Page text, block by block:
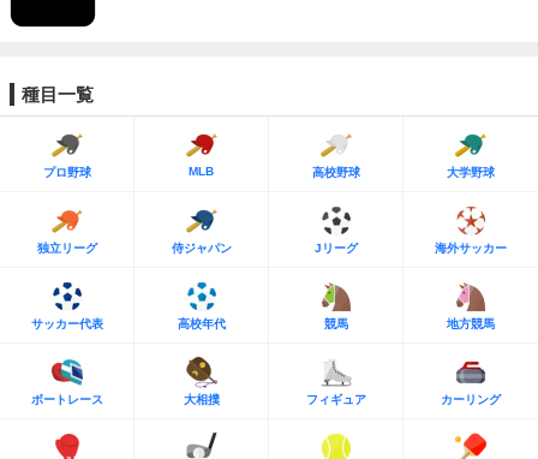
種目一覧
プロ野球 MLB 高校野球 大学野球
独立リーグ 侍ジャパン Jリーグ 海外サッカー
サッカー代表 高校年代 競馬 地方競馬
ボートレース 大相撲 フィギュア カーリング